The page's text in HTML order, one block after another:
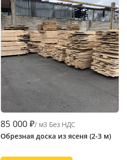
85 000 ₽/ м3 Без НДС
Обрезная доска из ясеня (2-3 м)